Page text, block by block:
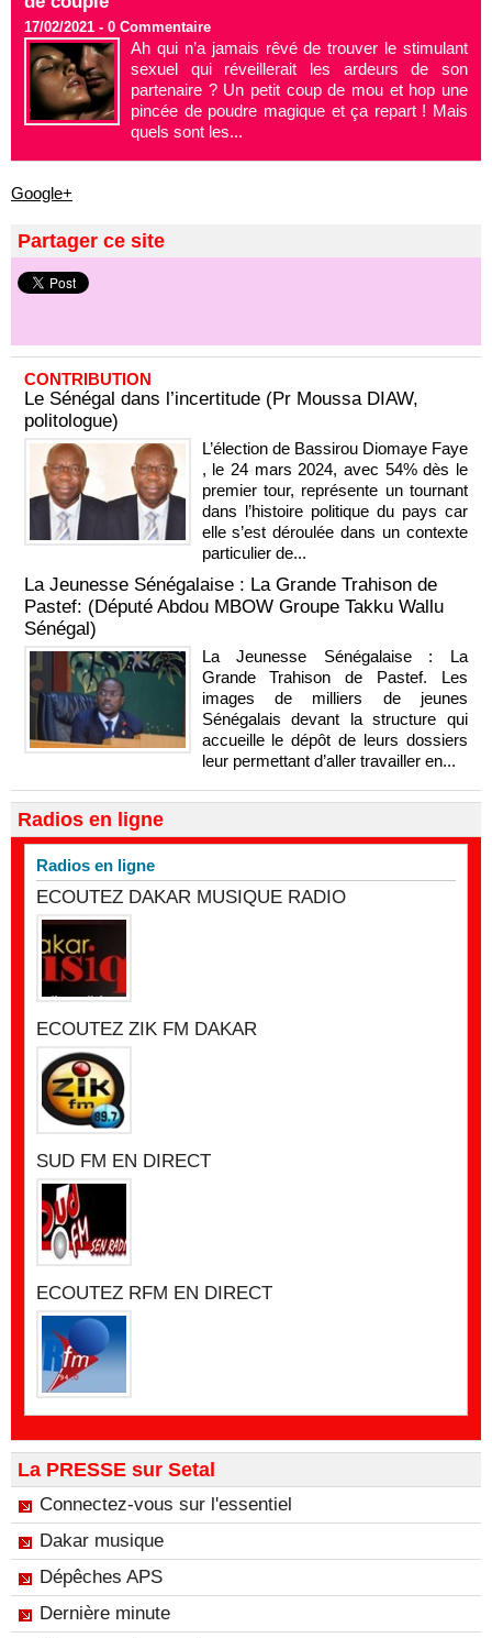
17/02/2021 - 0 Commentaire
Ah qui n’a jamais rêvé de trouver le stimulant
sexuel qui réveillerait les ardeurs de son
partenaire ? Un petit coup de mou et hop une
pincée de poudre magique et ça repart ! Mais
quels sont les...
Google+
Partager ce site
CONTRIBUTION
Le Sénégal dans l’incertitude (Pr Moussa DIAW,
politologue)
L’élection de Bassirou Diomaye Faye
, le 24 mars 2024, avec 54% dès le
premier tour, représente un tournant
dans l’histoire politique du pays car
elle s’est déroulée dans un contexte
particulier de...
La Jeunesse Sénégalaise : La Grande Trahison de
Pastef: (Député Abdou MBOW Groupe Takku Wallu
Sénégal)
La Jeunesse Sénégalaise : La
Grande Trahison de Pastef. Les
images de milliers de jeunes
Sénégalais devant la structure qui
accueille le dépôt de leurs dossiers
leur permettant d’aller travailler en...
Radios en ligne
Radios en ligne
ECOUTEZ DAKAR MUSIQUE RADIO
ECOUTEZ ZIK FM DAKAR
SUD FM EN DIRECT
ECOUTEZ RFM EN DIRECT
La PRESSE sur Setal
Connectez-vous sur l'essentiel
Dakar musique
Dépêches APS
Dernière minute